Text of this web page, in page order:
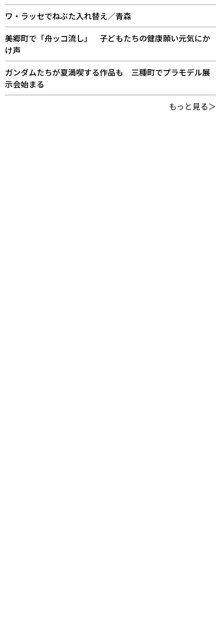
ワ・ラッセでねぶた入れ替え／青森
美郷町で「舟ッコ流し」 子どもたちの健康願い元気にか
け声
ガンダムたちが夏満喫する作品も 三種町でプラモデル展
示会始まる
もっと見る＞